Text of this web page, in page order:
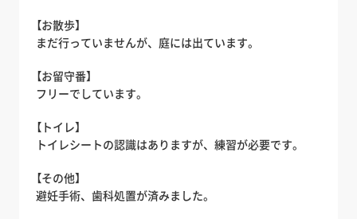
【お散歩】
まだ行っていませんが、庭には出ています。
【お留守番】
フリーでしています。
【トイレ】
トイレシートの認識はありますが、練習が必要です。
【その他】
避妊手術、歯科処置が済みました。